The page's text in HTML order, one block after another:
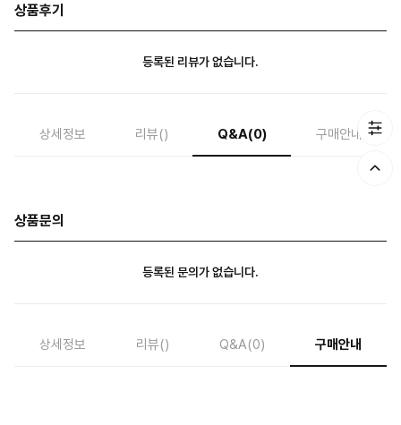
상품후기
등록된 리뷰가 없습니다.
상세정보 리뷰() Q&A(0) 구매안내
상품문의
등록된 문의가 없습니다.
상세정보 리뷰() Q&A(0) 구매안내